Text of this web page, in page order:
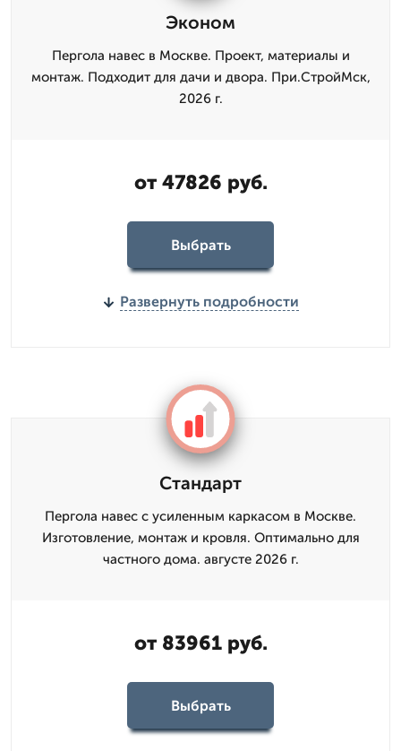
Эконом
Пергола навес в Москве. Проект, материалы и
монтаж. Подходит для дачи и двора. При.СтройМск,
2026 г.
от 47826 руб.
Выбрать
Развернуть подробности
Стандарт
Пергола навес с усиленным каркасом в Москве.
Изготовление, монтаж и кровля. Оптимально для
частного дома. августе 2026 г.
от 83961 руб.
Выбрать